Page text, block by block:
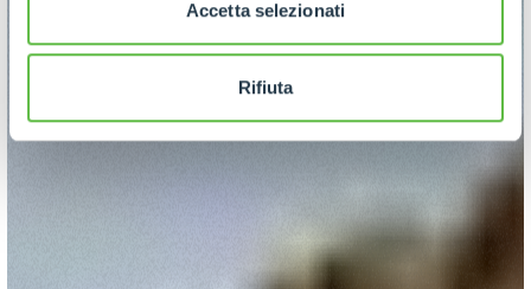
Accetta selezionati
Rifiuta